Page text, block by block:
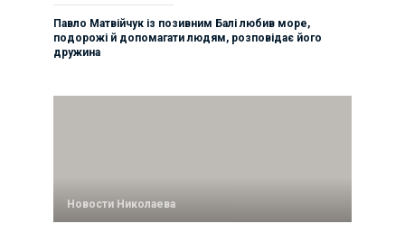
Павло Матвійчук із позивним Балі любив море,
подорожі й допомагати людям, розповідає його
дружина
Новости Николаева